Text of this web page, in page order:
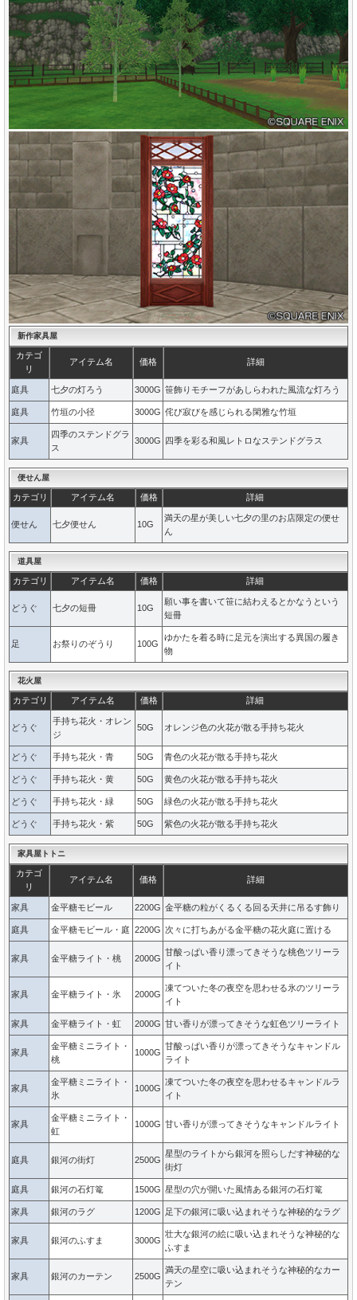
新作家具屋
カテゴ
リ
アイテム名 価格 詳細
庭具 七夕の灯ろう 3000G 笹飾りモチーフがあしらわれた風流な灯ろう
庭具 竹垣の小径 3000G 侘び寂びを感じられる閑雅な竹垣
家具
四季のステンドグラ
ス
3000G 四季を彩る和風レトロなステンドグラス
便せん屋
カテゴリ アイテム名 価格 詳細
便せん 七夕便せん 10G
満天の星が美しい七夕の里のお店限定の便せ
ん
道具屋
カテゴリ アイテム名 価格 詳細
どうぐ 七夕の短冊 10G
願い事を書いて笹に結わえるとかなうという
短冊
足 お祭りのぞうり 100G
ゆかたを着る時に足元を演出する異国の履き
物
花火屋
カテゴリ アイテム名 価格 詳細
どうぐ
手持ち花火・オレン
ジ
50G オレンジ色の火花が散る手持ち花火
どうぐ 手持ち花火・青 50G 青色の火花が散る手持ち花火
どうぐ 手持ち花火・黄 50G 黄色の火花が散る手持ち花火
どうぐ 手持ち花火・緑 50G 緑色の火花が散る手持ち花火
どうぐ 手持ち花火・紫 50G 紫色の火花が散る手持ち花火
家具屋トトニ
カテゴ
リ
アイテム名 価格 詳細
家具 金平糖モビール 2200G 金平糖の粒がくるくる回る天井に吊るす飾り
庭具 金平糖モビール・庭 2200G 次々に打ちあがる金平糖の花火庭に置ける
家具 金平糖ライト・桃 2000G
甘酸っぱい香り漂ってきそうな桃色ツリーラ
イト
家具 金平糖ライト・氷 2000G
凍てついた冬の夜空を思わせる氷のツリーラ
イト
家具 金平糖ライト・虹 2000G 甘い香りが漂ってきそうな虹色ツリーライト
家具
金平糖ミニライト・
桃
1000G
甘酸っぱい香りが漂ってきそうなキャンドル
ライト
家具
金平糖ミニライト・
氷
1000G
凍てついた冬の夜空を思わせるキャンドルラ
イト
家具
金平糖ミニライト・
虹
1000G 甘い香りが漂ってきそうなキャンドルライト
庭具 銀河の街灯 2500G
星型のライトから銀河を照らしだす神秘的な
街灯
庭具 銀河の石灯篭 1500G 星型の穴が開いた風情ある銀河の石灯篭
家具 銀河のラグ 1200G 足下の銀河に吸い込まれそうな神秘的なラグ
家具 銀河のふすま 3000G
壮大な銀河の絵に吸い込まれそうな神秘的な
ふすま
家具 銀河のカーテン 2500G
満天の星空に吸い込まれそうな神秘的なカー
テン